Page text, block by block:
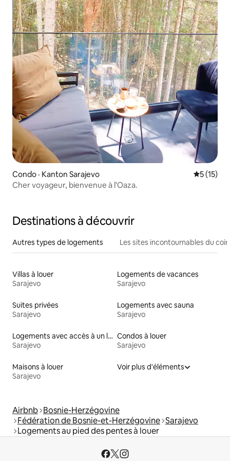
Condo · Kanton Sarajevo Note
5 (15)
Cher voyageur, bienvenue à l'Oaza.
Destinations à découvrir
Autres types de logements Les sites incontournables du coin
Villas à louer
Sarajevo
Logements de vacances
Sarajevo
Suites privées
Sarajevo
Logements avec sauna
Sarajevo
Logements avec accès à un lac
Sarajevo
Condos à louer
Sarajevo
Maisons à louer
Sarajevo
Voir plus d'éléments
Airbnb Bosnie-Herzégovine
Fédération de Bosnie-et-Herzégovine Sarajevo
Logements au pied des pentes à louer